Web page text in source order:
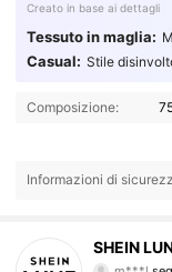
Creato in base ai dettagli
Tessuto in maglia:
Casual: Stile
Composizione:
Informazioni di
SHEIN
m***l